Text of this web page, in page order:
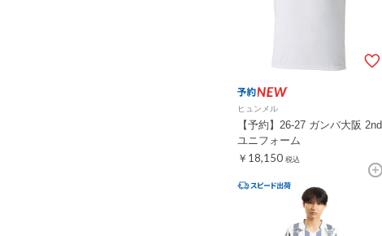
ヒュンメル
【予約】26-27 ガンバ大阪 2nd
ユニフォーム
￥18,150 税込